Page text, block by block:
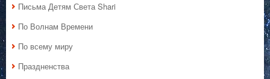
Письма Детям Света Shari
По Волнам Времени
По всему миру
Праздненства